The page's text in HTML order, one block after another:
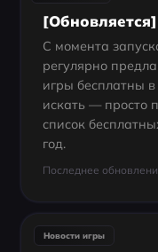
С момента
регулярно
игры бесплатны
искать — просто
список
год.
Последнее
Новости игры